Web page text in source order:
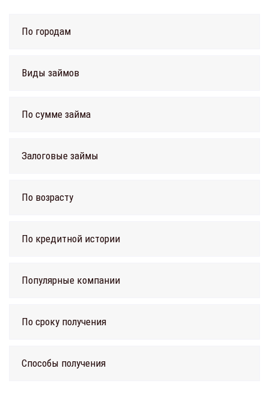
По городам
Виды займов
По сумме займа
Залоговые займы
По возрасту
По кредитной истории
Популярные компании
По сроку получения
Способы получения